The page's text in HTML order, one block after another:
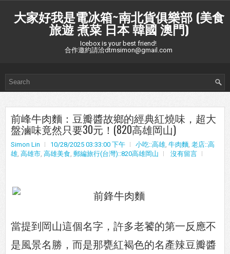
大家好我是電冰箱~南北貨俱樂部 (美食
旅遊 煮菜 日本 韓國 澳門)
Icebox is your best friend!
合作邀約請洽dtmsimon@gmail.com
前峰牛肉麵：豆瓣醬故鄉的經典紅燒味，超大
盤滷味竟然只要30元！(820高雄岡山)
Simon Lin 10/28/2025 03:33:00 下午 小吃::高雄, 牛肉麵, 老店::高
雄, 高雄市, 高雄美食, 郵編旅行(台灣)::820高雄岡山 沒有留言
當提到岡山這個名字，許多老饕的第一反應不
是風景名勝，而是那甕紅褐色的名產辣豆瓣醬